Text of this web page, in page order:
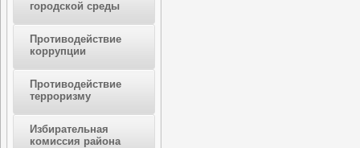
городской среды
Противодействие
коррупции
Противодействие
терроризму
Избирательная
комиссия района